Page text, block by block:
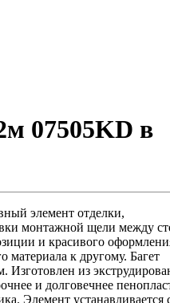
07505KD в
элемент отделки,
монтажной щели между
и красивого
материала к другому. Багет
из
и долговечнее
Элемент устанавливается